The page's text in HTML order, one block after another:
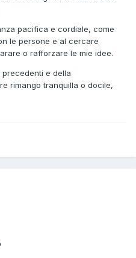
pacifica e cordiale, come
le persone e al cercare
o rafforzare le mie idee.
e della
rimango tranquilla o docile,